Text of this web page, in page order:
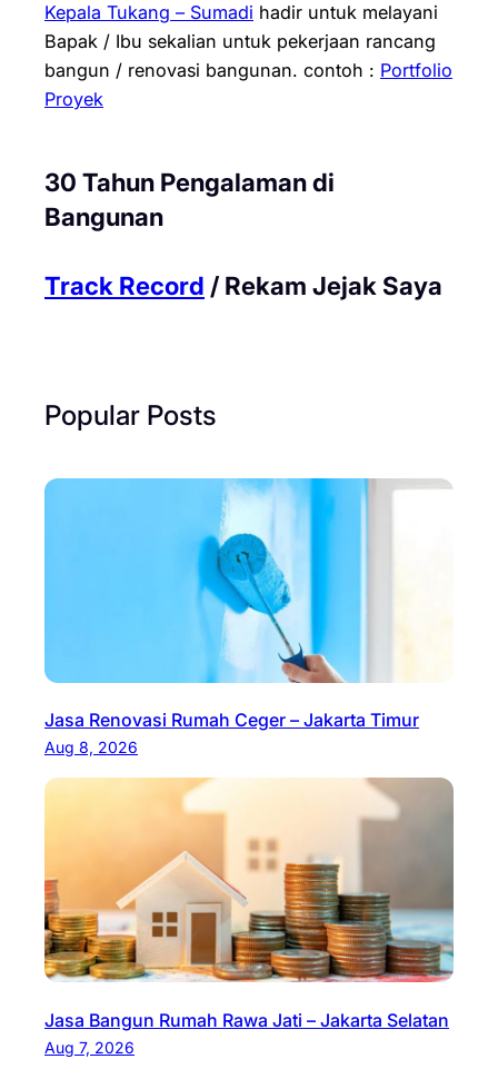
Kepala Tukang – Sumadi hadir untuk melayani
Bapak / Ibu sekalian untuk pekerjaan rancang
bangun / renovasi bangunan. contoh : Portfolio
Proyek
30 Tahun Pengalaman di
Bangunan
Track Record / Rekam Jejak Saya
Popular Posts
Jasa Renovasi Rumah Ceger – Jakarta Timur
Aug 8, 2026
Jasa Bangun Rumah Rawa Jati – Jakarta Selatan
Aug 7, 2026